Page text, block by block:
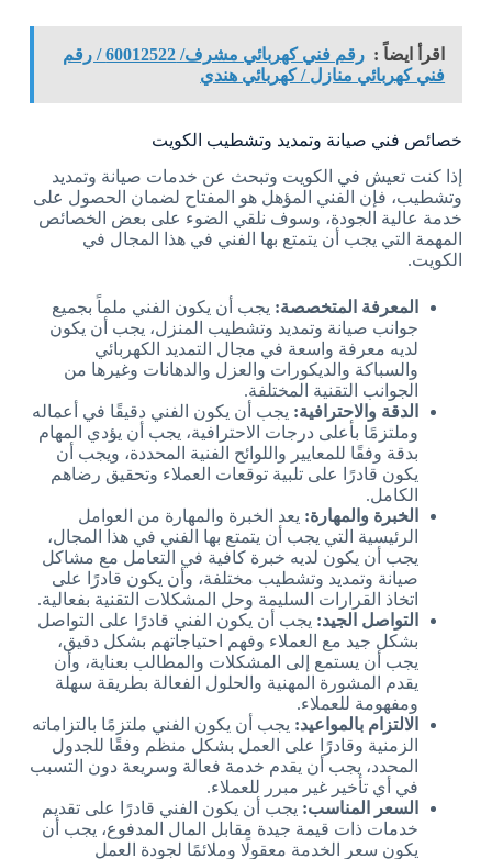
اقرأ ايضاً :
رقم فني كهربائي مشرف/ 60012522 / رقم
فني كهربائي منازل / كهربائي هندي
خصائص فني صيانة وتمديد وتشطيب الكويت
إذا كنت تعيش في الكويت وتبحث عن خدمات صيانة وتمديد
وتشطيب، فإن الفني المؤهل هو المفتاح لضمان الحصول على
خدمة عالية الجودة، وسوف نلقي الضوء على بعض الخصائص
المهمة التي يجب أن يتمتع بها الفني في هذا المجال في
الكويت.
المعرفة المتخصصة: يجب أن يكون الفني ملماً بجميع
جوانب صيانة وتمديد وتشطيب المنزل، يجب أن يكون
لديه معرفة واسعة في مجال التمديد الكهربائي
والسباكة والديكورات والعزل والدهانات وغيرها من
الجوانب التقنية المختلفة.
الدقة والاحترافية: يجب أن يكون الفني دقيقًا في أعماله
وملتزمًا بأعلى درجات الاحترافية، يجب أن يؤدي المهام
بدقة وفقًا للمعايير واللوائح الفنية المحددة، ويجب أن
يكون قادرًا على تلبية توقعات العملاء وتحقيق رضاهم
الكامل.
الخبرة والمهارة: يعد الخبرة والمهارة من العوامل
الرئيسية التي يجب أن يتمتع بها الفني في هذا المجال،
يجب أن يكون لديه خبرة كافية في التعامل مع مشاكل
صيانة وتمديد وتشطيب مختلفة، وأن يكون قادرًا على
اتخاذ القرارات السليمة وحل المشكلات التقنية بفعالية.
التواصل الجيد: يجب أن يكون الفني قادرًا على التواصل
بشكل جيد مع العملاء وفهم احتياجاتهم بشكل دقيق،
يجب أن يستمع إلى المشكلات والمطالب بعناية، وأن
يقدم المشورة المهنية والحلول الفعالة بطريقة سهلة
ومفهومة للعملاء.
الالتزام بالمواعيد: يجب أن يكون الفني ملتزمًا بالتزاماته
الزمنية وقادرًا على العمل بشكل منظم وفقًا للجدول
المحدد، يجب أن يقدم خدمة فعالة وسريعة دون التسبب
في أي تأخير غير مبرر للعملاء.
السعر المناسب: يجب أن يكون الفني قادرًا على تقديم
خدمات ذات قيمة جيدة مقابل المال المدفوع، يجب أن
يكون سعر الخدمة معقولًا وملائمًا لجودة العمل